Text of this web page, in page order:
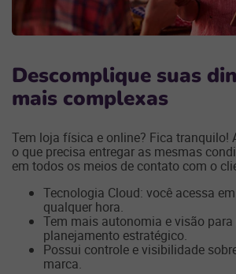
Descomplique suas
mais complexas
Tem loja física e online? Fica tranquilo!
o que precisa entregar as mesmas
em todos os meios de contato com o
Tecnologia Cloud: você acessa
qualquer hora.
Tem mais autonomia e visão
planejamento estratégico.
Possui controle e visibilidade
marca.